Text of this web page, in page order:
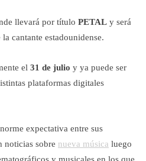
llevará por título PETAL y será
cantante estadounidense.
el 31 de julio y ya puede ser
plataformas digitales
expectativa entre sus
noticias sobre nueva música luego